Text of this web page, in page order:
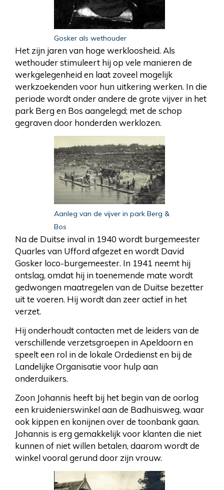
Gosker als wethouder
Het zijn jaren van hoge werkloosheid. Als
wethouder stimuleert hij op vele manieren de
werkgelegenheid en laat zoveel mogelijk
werkzoekenden voor hun uitkering werken. In die
periode wordt onder andere de grote vijver in het
park Berg en Bos aangelegd; met de schop
gegraven door honderden werklozen.
Aanleg van de vijver in park Berg &
Bos
Na de Duitse inval in 1940 wordt burgemeester
Quarles van Ufford afgezet en wordt David
Gosker loco-burgemeester. In 1941 neemt hij
ontslag, omdat hij in toenemende mate wordt
gedwongen maatregelen van de Duitse bezetter
uit te voeren. Hij wordt dan zeer actief in het
verzet.
Hij onderhoudt contacten met de leiders van de
verschillende verzetsgroepen in Apeldoorn en
speelt een rol in de lokale Ordedienst en bij de
Landelijke Organisatie voor hulp aan
onderduikers.
Zoon Johannis heeft bij het begin van de oorlog
een kruidenierswinkel aan de Badhuisweg, waar
ook kippen en konijnen over de toonbank gaan.
Johannis is erg gemakkelijk voor klanten die niet
kunnen of niet willen betalen, daarom wordt de
winkel vooral gerund door zijn vrouw.